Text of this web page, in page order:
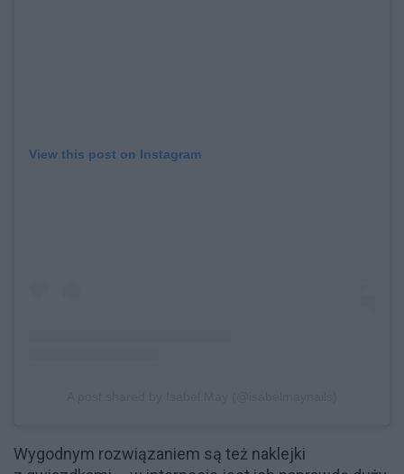
View this post on Instagram
Wygodnym rozwiązaniem są też naklejki